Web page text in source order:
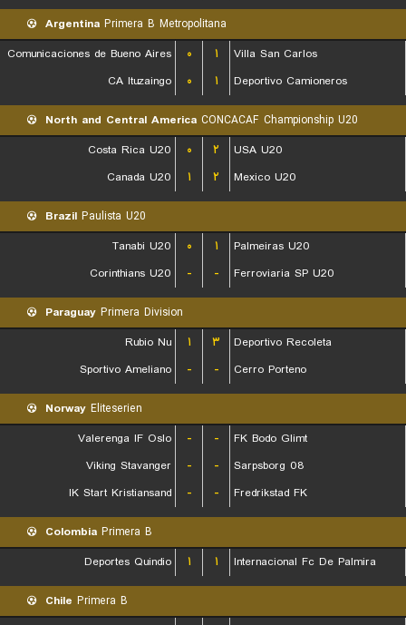
Argentina Primera B Metropolitana
Comunicaciones de Bueno Aires
۰ ۱
Villa San Carlos
CA Ituzaingo
۰ ۱ Deportivo Camioneros
North and Central America CONCACAF Championship U20
Costa Rica U20
۰ ۲
USA U20
Canada U20
۱ ۲ Mexico U20
Brazil Paulista U20
Tanabi U20
۰ ۱
Palmeiras U20
Corinthians U20
- - Ferroviaria SP U20
Paraguay Primera Division
Rubio Nu
۱ ۳
Deportivo Recoleta
Sportivo Ameliano
- - Cerro Porteno
Norway Eliteserien
Valerenga IF Oslo
- -
FK Bodo Glimt
Viking Stavanger
- -
Sarpsborg 08
IK Start Kristiansand
- - Fredrikstad FK
Colombia Primera B
Deportes Quindio
۱ ۱ Internacional Fc De Palmira
Chile Primera B